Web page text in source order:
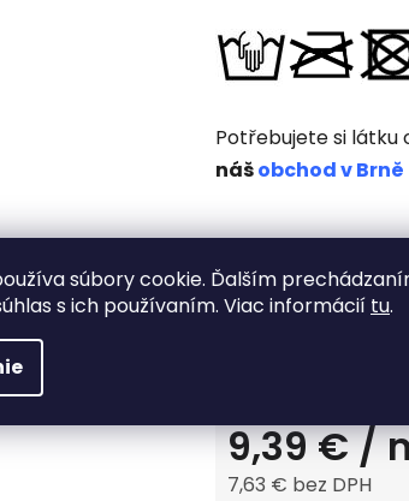
súbory cookie. Ďalším
s ich používaním. Viac informácií tu.
Potřebujete si látku
nášobchod v Brně
ZVOĽTE VARIANT
9,39 €/
7,63 € bez DPH